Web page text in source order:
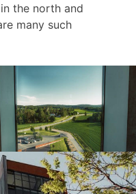
the north and
many such